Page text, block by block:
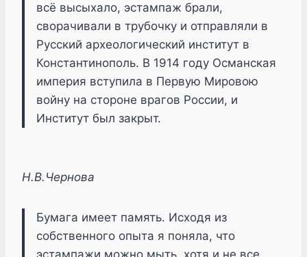
всё высыхало, эстампаж брали,
сворачивали в трубочку и отправляли в
Русский археологический институт в
Константинополь. В 1914 году Османская
империя вступила в Первую Мировою
войну на стороне врагов России, и
Институт был закрыт.
Н.В.Чернова
Бумага имеет память. Исходя из
собственного опыта я поняла, что
эстампажи можно мыть, хотя и не все,